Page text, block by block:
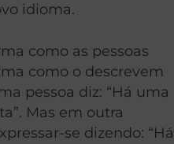
idioma.
como as pessoas
como o descrevem
pessoa diz: “Há uma
Mas em outra
se dizendo: “Há